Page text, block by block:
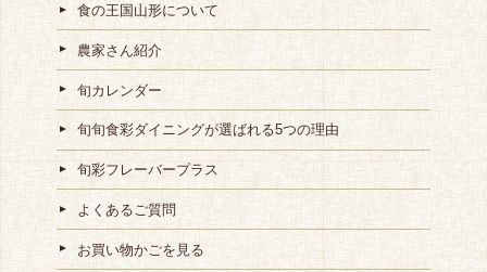
食の王国山形について
農家さん紹介
旬カレンダー
旬旬食彩ダイニングが選ばれる5つの理由
旬彩フレーバープラス
よくあるご質問
お買い物かごを見る